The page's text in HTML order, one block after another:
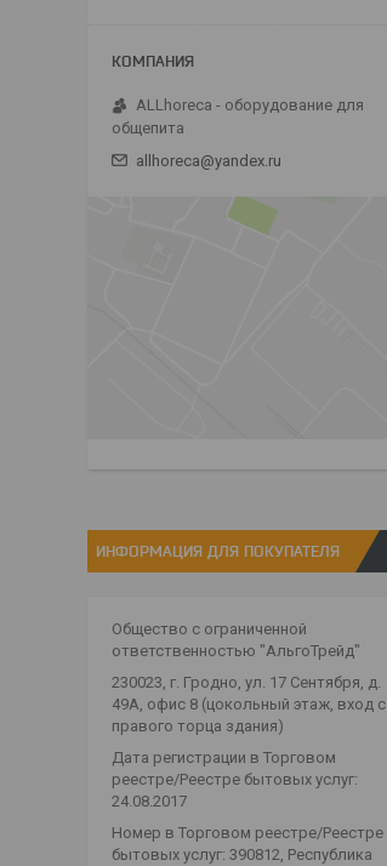
ALLhoreca - оборудование для
общепита
allhoreca@yandex.ru
ИНФОРМАЦИЯ ДЛЯ ПОКУПАТЕЛЯ
Общество с ограниченной
ответственностью "АльгоТрейд"
230023, г. Гродно, ул. 17 Сентября, д.
49А, офис 8 (цокольный этаж, вход с
правого торца здания)
Дата регистрации в Торговом
реестре/Реестре бытовых услуг:
24.08.2017
Номер в Торговом реестре/Реестре
бытовых услуг: 390812, Республика